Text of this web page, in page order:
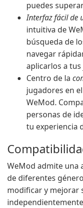
puedes
Interfaz fácil de
intuitiva de
búsqueda de
navegar
aplicarlos a
Centro de la
jugadores en
WeMod.
personas de
tu experiencia
WeMod admite una
de diferentes
modificar y mejorar